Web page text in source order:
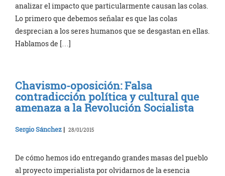
analizar el impacto que particularmente causan las colas.
Lo primero que debemos señalar es que las colas
desprecian a los seres humanos que se desgastan en ellas.
Hablamos de […]
Chavismo-oposición: Falsa
contradicción política y cultural que
amenaza a la Revolución Socialista
Sergio Sánchez | 28/01/2015
De cómo hemos ido entregando grandes masas del pueblo
al proyecto imperialista por olvidarnos de la esencia